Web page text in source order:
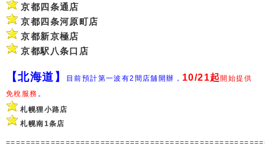
京都四条通店
京都四条河原町店
京都新京極店
京都駅八条口店
【北海道】 目前預計第一波有2間店舖開辦， 10/21起開始提供
免稅服務 。
札幌狸小路店
札幌南1条店